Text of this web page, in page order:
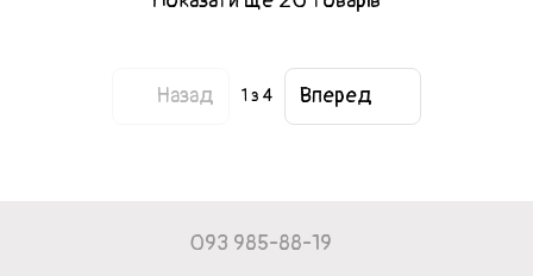
Назад 1 з 4 Вперед
093 985-88-19